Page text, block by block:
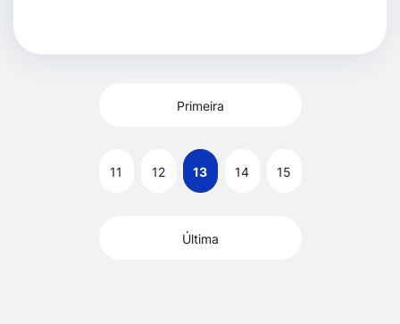
Primeira
11 12 13 14 15
Última